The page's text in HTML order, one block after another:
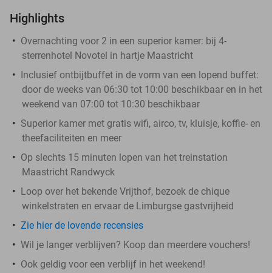
Highlights
Overnachting voor 2 in een superior kamer: bij 4-
sterrenhotel Novotel in hartje Maastricht
Inclusief ontbijtbuffet in de vorm van een lopend buffet:
door de weeks van 06:30 tot 10:00 beschikbaar en in het
weekend van 07:00 tot 10:30 beschikbaar
Superior kamer met gratis wifi, airco, tv, kluisje, koffie- en
theefaciliteiten en meer
Op slechts 15 minuten lopen van het treinstation
Maastricht Randwyck
Loop over het bekende Vrijthof, bezoek de chique
winkelstraten en ervaar de Limburgse gastvrijheid
Zie hier de lovende recensies
Wil je langer verblijven? Koop dan meerdere vouchers!
Ook geldig voor een verblijf in het weekend!